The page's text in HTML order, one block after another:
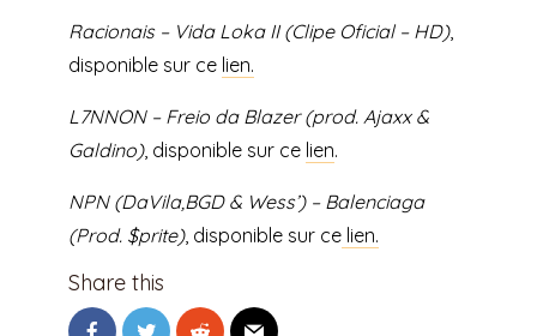
Racionais – Vida Loka II (Clipe Oficial – HD),
disponible sur ce lien.
L7NNON – Freio da Blazer (prod. Ajaxx &
Galdino), disponible sur ce lien.
NPN (DaVila,BGD & Wess’) – Balenciaga
(Prod. $prite), disponible sur ce lien.
Share this